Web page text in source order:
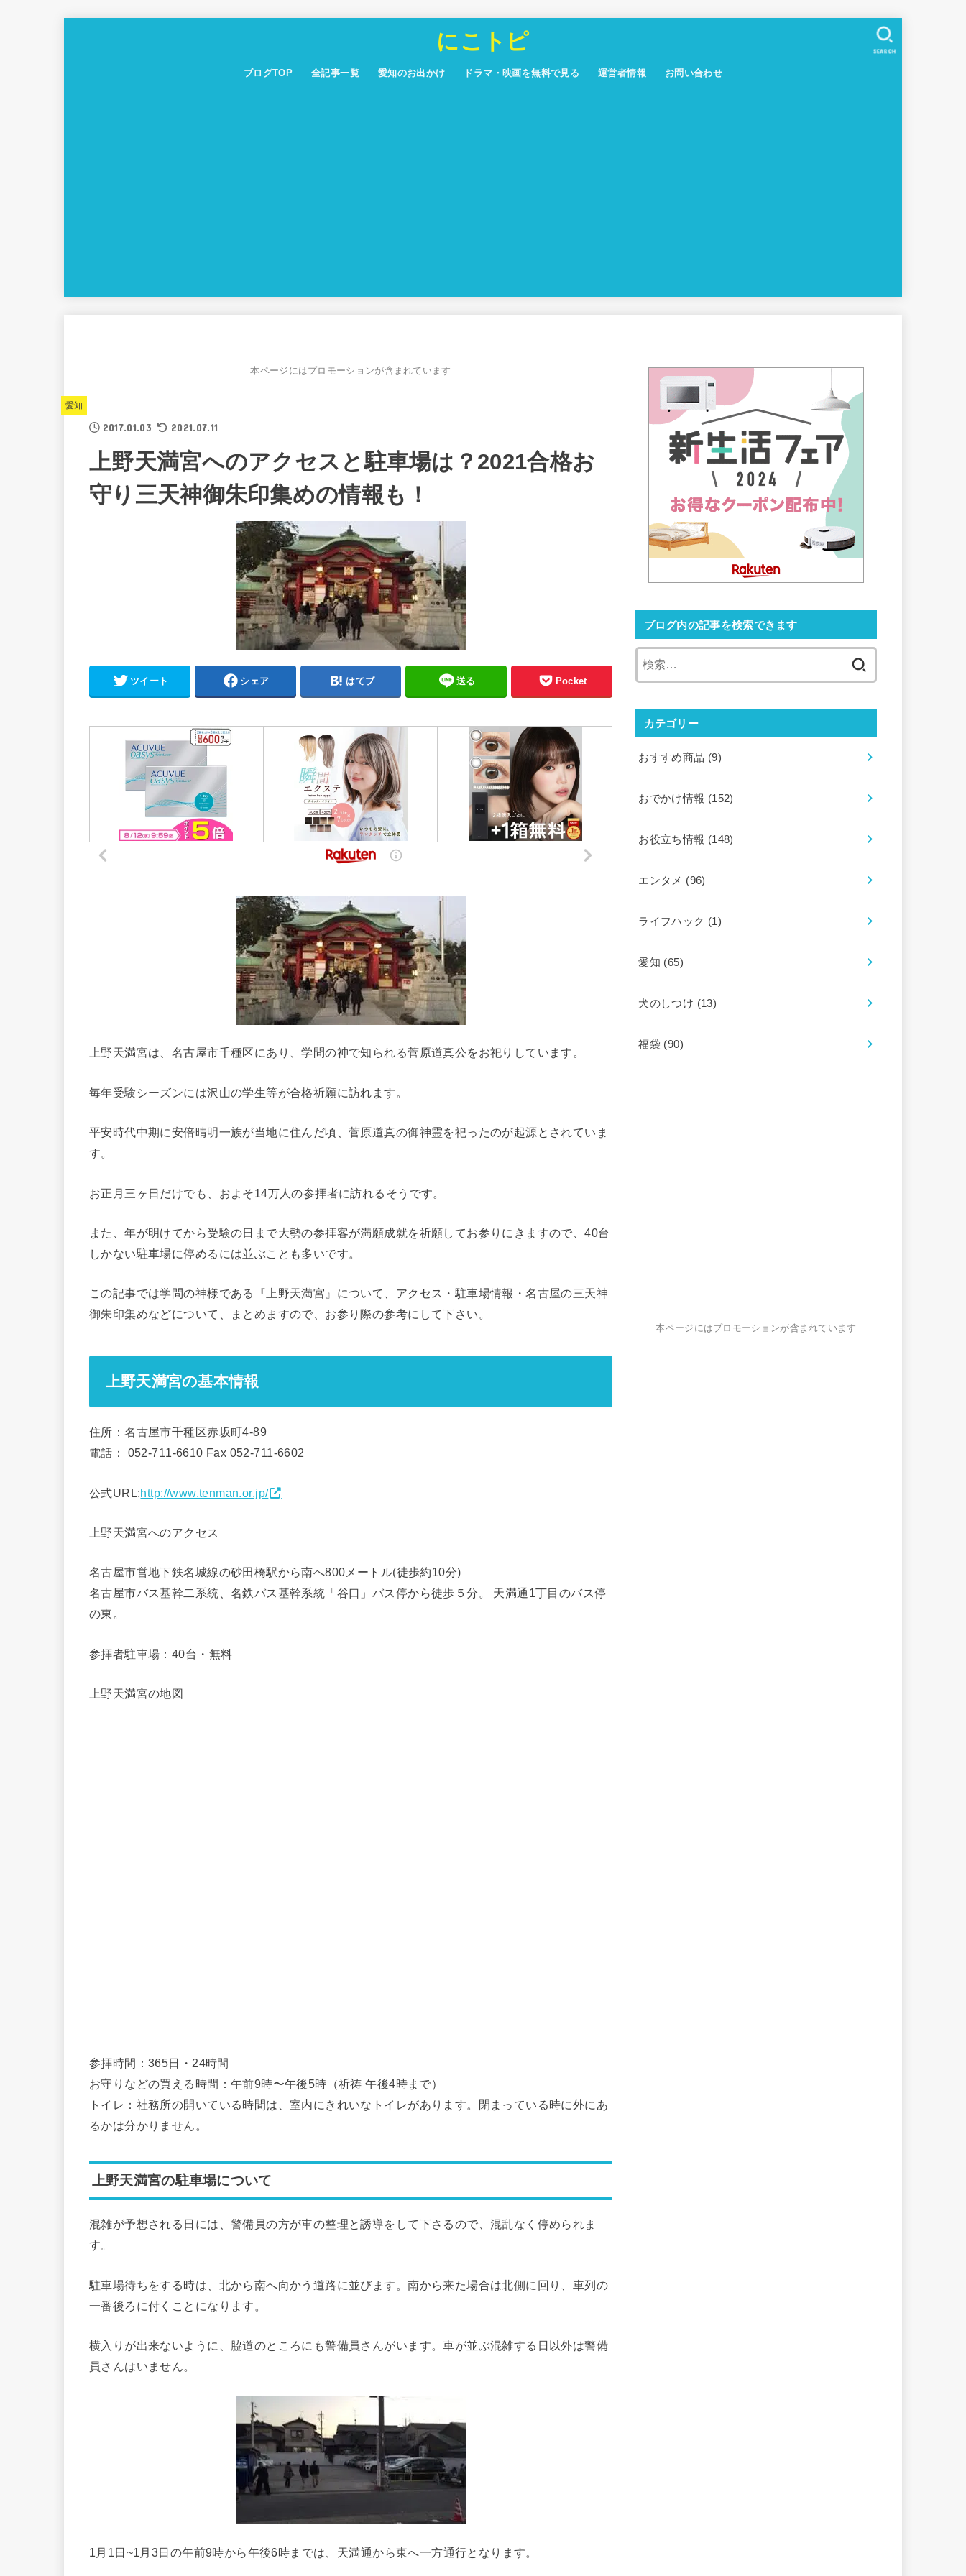
にこトピ
ブログTOP 全記事一覧 愛知のお出かけ ドラマ・映画を無料で見る 運営者情報 お問い合わせ
SEARCH
本ページにはプロモーションが含まれています
愛知
2017.01.03 2021.07.11
上野天満宮へのアクセスと駐車場は？2021合格お
守り三天神御朱印集めの情報も！
ツイート シェア はてブ 送る Pocket
上野天満宮は、名古屋市千種区にあり、学問の神で知られる菅原道真公をお祀りしています。
毎年受験シーズンには沢山の学生等が合格祈願に訪れます。
平安時代中期に安倍晴明一族が当地に住んだ頃、菅原道真の御神霊を祀ったのが起源とされていま
す。
お正月三ヶ日だけでも、およそ14万人の参拝者に訪れるそうです。
また、年が明けてから受験の日まで大勢の参拝客が満願成就を祈願してお参りにきますので、40台
しかない駐車場に停めるには並ぶことも多いです。
この記事では学問の神様である『上野天満宮』について、アクセス・駐車場情報・名古屋の三天神
御朱印集めなどについて、まとめますので、お参り際の参考にして下さい。
上野天満宮の基本情報
住所：名古屋市千種区赤坂町4-89
電話： 052-711-6610 Fax 052-711-6602
公式URL:http://www.tenman.or.jp/
上野天満宮へのアクセス
名古屋市営地下鉄名城線の砂田橋駅から南へ800メートル(徒歩約10分)
名古屋市バス基幹二系統、名鉄バス基幹系統「谷口」バス停から徒歩５分。 天満通1丁目のバス停
の東。
参拝者駐車場：40台・無料
上野天満宮の地図
参拝時間：365日・24時間
お守りなどの買える時間：午前9時〜午後5時（祈祷 午後4時まで）
トイレ：社務所の開いている時間は、室内にきれいなトイレがあります。閉まっている時に外にあ
るかは分かりません。
上野天満宮の駐車場について
混雑が予想される日には、警備員の方が車の整理と誘導をして下さるので、混乱なく停められま
す。
駐車場待ちをする時は、北から南へ向かう道路に並びます。南から来た場合は北側に回り、車列の
一番後ろに付くことになります。
横入りが出来ないように、脇道のところにも警備員さんがいます。車が並ぶ混雑する日以外は警備
員さんはいません。
1月1日~1月3日の午前9時から午後6時までは、天満通から東へ一方通行となります。
ブログ内の記事を検索できます
カテゴリー
おすすめ商品 (9)
おでかけ情報 (152)
お役立ち情報 (148)
エンタメ (96)
ライフハック (1)
愛知 (65)
犬のしつけ (13)
福袋 (90)
本ページにはプロモーションが含まれています